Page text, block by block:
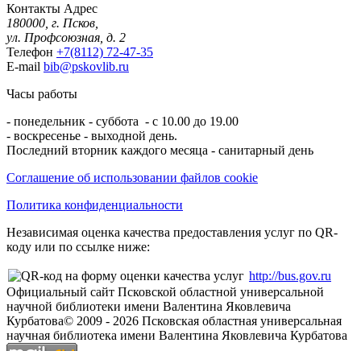
Контакты Адрес
180000, г. Псков,
ул. Профсоюзная, д. 2
Телефон +7(8112) 72-47-35
E-mail bib@pskovlib.ru
Часы работы
- понедельник - суббота - с 10.00 до 19.00
- воскресенье - выходной день.
Последний вторник каждого месяца - санитарный день
Соглашение об использовании файлов cookie
Политика конфиденциальности
Независимая оценка качества предоставления услуг по QR-
коду или по ссылке ниже:
http://bus.gov.ru
Официальный сайт Псковской областной универсальной
научной библиотеки имени Валентина Яковлевича
Курбатова© 2009 - 2026 Псковская областная универсальная
научная библиотека имени Валентина Яковлевича Курбатова